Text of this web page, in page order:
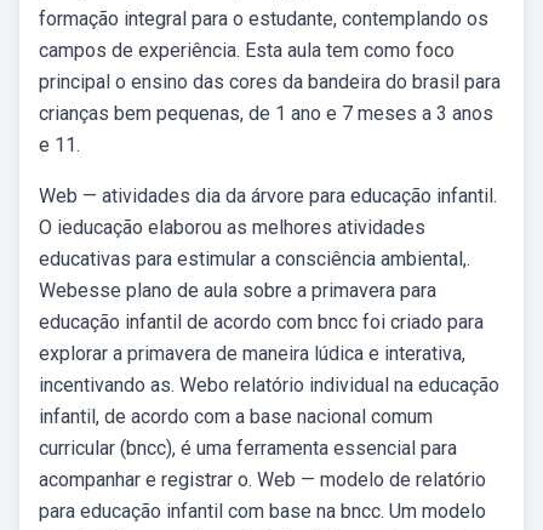
formação integral para o estudante, contemplando os
campos de experiência. Esta aula tem como foco
principal o ensino das cores da bandeira do brasil para
crianças bem pequenas, de 1 ano e 7 meses a 3 anos
e 11.
Web — atividades dia da árvore para educação infantil.
O ieducação elaborou as melhores atividades
educativas para estimular a consciência ambiental,.
Webesse plano de aula sobre a primavera para
educação infantil de acordo com bncc foi criado para
explorar a primavera de maneira lúdica e interativa,
incentivando as. Webo relatório individual na educação
infantil, de acordo com a base nacional comum
curricular (bncc), é uma ferramenta essencial para
acompanhar e registrar o. Web — modelo de relatório
para educação infantil com base na bncc. Um modelo